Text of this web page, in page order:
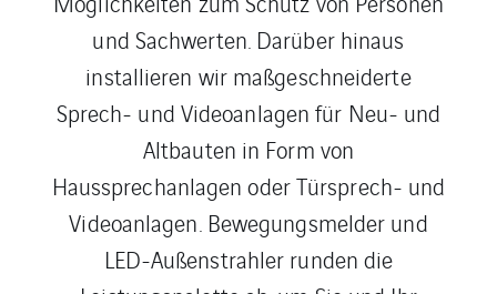
und Sachwerten. Darüber hinaus
installieren wir maßgeschneiderte
Sprech- und Videoanlagen für Neu- und
Altbauten in Form von
Haussprechanlagen oder Türsprech- und
Videoanlagen. Bewegungsmelder und
LED-Außenstrahler runden die